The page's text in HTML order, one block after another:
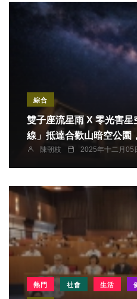
綜合
雙子座流星雨 X 零光害
線」抵達合歡山暗空公園
陳朝枝 2025年十二月05
熱門 社會 生活